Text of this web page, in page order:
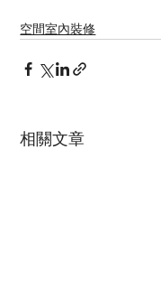
空間室內裝修
相關文章